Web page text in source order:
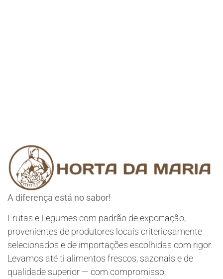
A diferença está no sabor!
Frutas e Legumes com padrão de exportação,
provenientes de produtores locais criteriosamente
selecionados e de importações escolhidas com rigor.
Levamos até ti alimentos frescos, sazonais e de
qualidade superior — com compromisso,